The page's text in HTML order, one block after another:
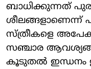
ബാധിക്കുന്നത്
ശീലങ്ങളാണെന്ന്
സ്ത്രീകളെ
സഞ്ചാര
കൂടുതല്‍ ഇന്ധനം